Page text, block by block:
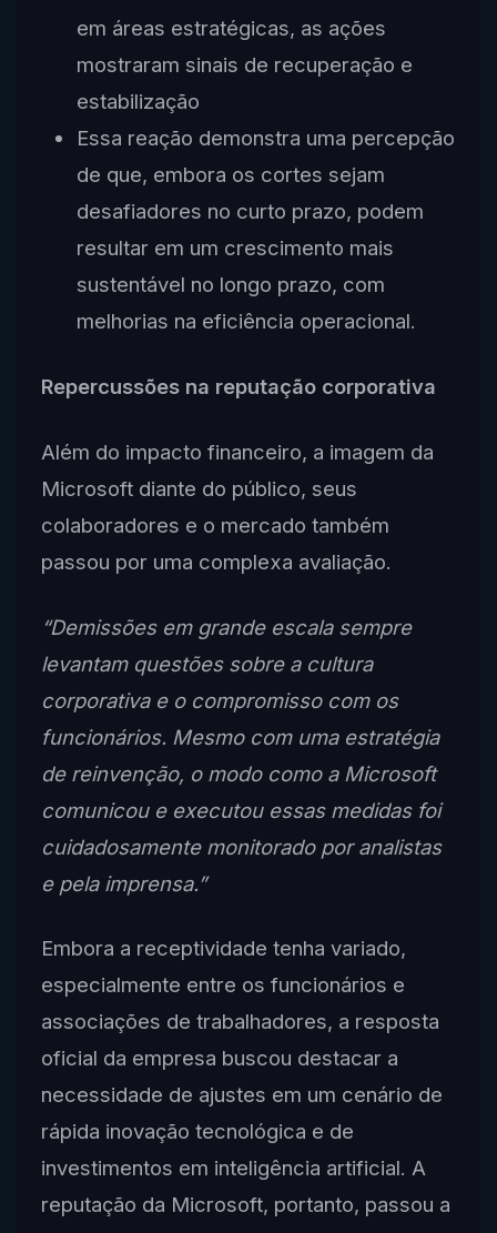
em áreas estratégicas, as ações
mostraram sinais de recuperação e
estabilização
Essa reação demonstra uma percepção
de que, embora os cortes sejam
desafiadores no curto prazo, podem
resultar em um crescimento mais
sustentável no longo prazo, com
melhorias na eficiência operacional.
Repercussões na reputação corporativa
Além do impacto financeiro, a imagem da
Microsoft diante do público, seus
colaboradores e o mercado também
passou por uma complexa avaliação.
“Demissões em grande escala sempre
levantam questões sobre a cultura
corporativa e o compromisso com os
funcionários. Mesmo com uma estratégia
de reinvenção, o modo como a Microsoft
comunicou e executou essas medidas foi
cuidadosamente monitorado por analistas
e pela imprensa.”
Embora a receptividade tenha variado,
especialmente entre os funcionários e
associações de trabalhadores, a resposta
oficial da empresa buscou destacar a
necessidade de ajustes em um cenário de
rápida inovação tecnológica e de
investimentos em inteligência artificial. A
reputação da Microsoft, portanto, passou a